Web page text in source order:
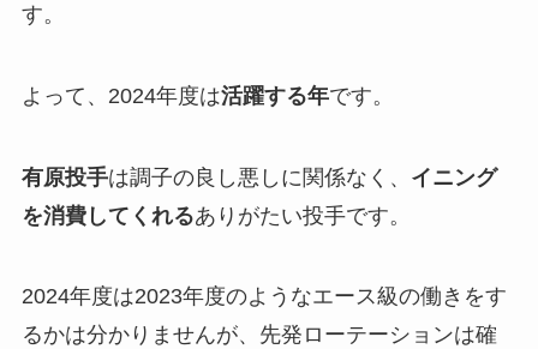
す。
よって、2024年度は活躍する年です。
有原投手は調子の良し悪しに関係なく、 イニング
を消費してくれるありがたい投手です。
2024年度は2023年度のようなエース級の働きをす
るかは分かりませんが、先発ローテーションは確